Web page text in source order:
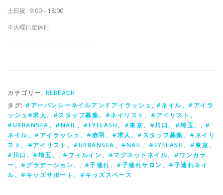
土日祝 9:00～18:00
※火曜日定休日
——————————————
カテゴリー: REBEACH
タグ: #アーバンシーネイルアンドアイラッシュ , #ネイル、#アイラ
ッシュ#求人、#スタッフ募集、#ネイリスト、#アイリスト、
#URBANSEA、#NAIL、#EYELASH、#東京、#川口、#埼玉、 , #
ネイル、#アイラッシュ、#赤羽、#求人、#スタッフ募集、#ネイリ
スト、#アイリスト、#URBANSEA、#NAIL、#EYELASH、#東京、
#川口、#埼玉、 , #フィルイン、#マグネットネイル、#ワンカラ
ー、#グラデーション、 , #子連れ、#子連れサロン、#子連れネイ
ル、#キッズサポート、#キッズスペース